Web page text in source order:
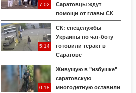
7:02
Саратовцы ждут
помощи от главы СК
5:14
СК: спецслужбы
Украины по чат-боту
готовили теракт в
Саратове
0:18
Живущую в "избушке"
саратовскую
многодетную оставили